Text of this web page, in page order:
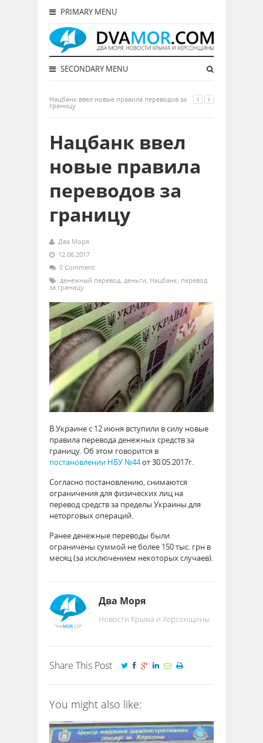
PRIMARY MENU
SECONDARY MENU
Нацбанк ввел новые правила переводов за
границу
Нацбанк ввел
новые правила
переводов за
границу
Два Моря
12.06.2017
0 Comment
денежный перевод, деньги, Нацбанк, перевод
за границу
В Украине с 12 июня вступили в силу новые
правила перевода денежных средств за
границу. Об этом говорится в
постановлении НБУ №44от 30.05.2017г.
Согласно постановлению, снимаются
ограничения для физических лиц на
перевод средств за пределы Украины для
неторговых операций.
Ранее денежные переводы были
ограничены суммой не более 150 тыс. грн в
месяц (за исключением некоторых случаев).
Два Моря
Новости Крыма и Херсонщины
Share This Post
You might also like: